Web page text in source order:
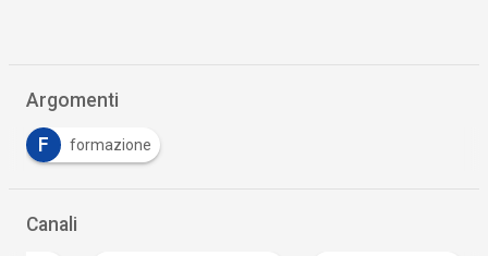
Argomenti
F formazione
Canali